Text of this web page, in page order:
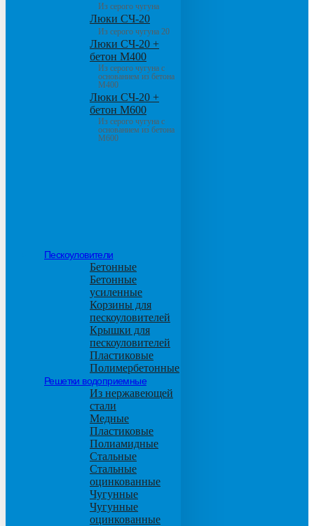
Из серого чугуна
Люки СЧ-20
Из серого чугуна 20
Люки СЧ-20 +
бетон М400
Из серого чугуна с
основанием из бетона
М400
Люки СЧ-20 +
бетон М600
Из серого чугуна с
основанием из бетона
М600
Пескоуловители
Бетонные
Бетонные
усиленные
Корзины для
пескоуловителей
Крышки для
пескоуловителей
Пластиковые
Полимербетонные
Решетки водоприемные
Из нержавеющей
стали
Медные
Пластиковые
Полиамидные
Стальные
Стальные
оцинкованные
Чугунные
Чугунные
оцинкованные